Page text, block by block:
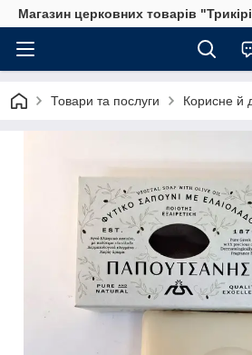
Магазин церковних товарів
Товари та послуги Корисне й